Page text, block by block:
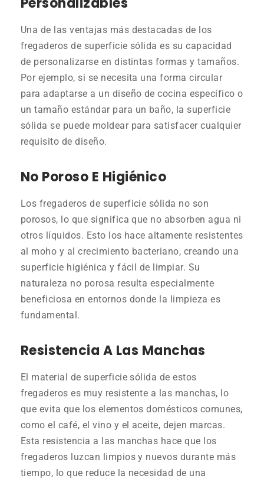
Una de las ventajas más destacadas de los
fregaderos de superficie sólida es su capacidad
de personalizarse en distintas formas y tamaños.
Por ejemplo, si se necesita una forma circular
para adaptarse a un diseño de cocina específico o
un tamaño estándar para un baño, la superficie
sólida se puede moldear para satisfacer cualquier
requisito de diseño.
No Poroso E Higiénico
Los fregaderos de superficie sólida no son
porosos, lo que significa que no absorben agua ni
otros líquidos. Esto los hace altamente resistentes
al moho y al crecimiento bacteriano, creando una
superficie higiénica y fácil de limpiar. Su
naturaleza no porosa resulta especialmente
beneficiosa en entornos donde la limpieza es
fundamental.
Resistencia A Las Manchas
El material de superficie sólida de estos
fregaderos es muy resistente a las manchas, lo
que evita que los elementos domésticos comunes,
como el café, el vino y el aceite, dejen marcas.
Esta resistencia a las manchas hace que los
fregaderos luzcan limpios y nuevos durante más
tiempo, lo que reduce la necesidad de una